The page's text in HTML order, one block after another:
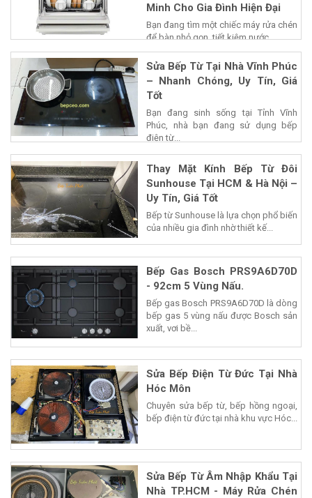
Minh Cho Gia Đình Hiện Đại
Bạn đang tìm một chiếc máy rửa chén
để bàn nhỏ gọn, tiết kiệm nước...
Sửa Bếp Từ Tại Nhà Vĩnh Phúc
– Nhanh Chóng, Uy Tín, Giá
Tốt
Bạn đang sinh sống tại Tỉnh Vĩnh
Phúc, nhà bạn đang sử dụng bếp
điện từ...
Thay Mặt Kính Bếp Từ Đôi
Sunhouse Tại HCM & Hà Nội –
Uy Tín, Giá Tốt
Bếp từ Sunhouse là lựa chọn phổ biến
của nhiều gia đình nhờ thiết kế...
Bếp Gas Bosch PRS9A6D70D
- 92cm 5 Vùng Nấu.
Bếp gas Bosch PRS9A6D70D là dòng
bếp gas 5 vùng nấu được Bosch sản
xuất, vơi bề...
Sửa Bếp Điện Từ Đức Tại Nhà
Hóc Môn
Chuyên sửa bếp từ, bếp hồng ngoại,
bếp điện từ đức tại nhà khu vực Hóc...
Sửa Bếp Từ Âm Nhập Khẩu Tại
Nhà TP.HCM - Máy Rửa Chén